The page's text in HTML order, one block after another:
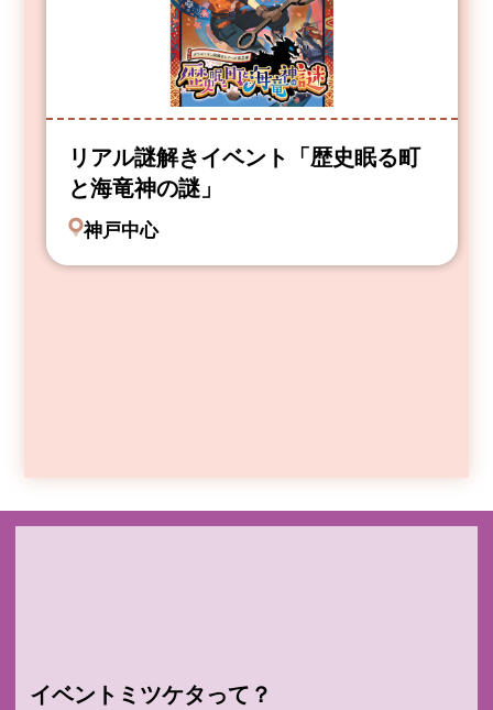
リアル謎解きイベント「歴史眠る町
と海竜神の謎」
神戸中心
イベントミツケタって？